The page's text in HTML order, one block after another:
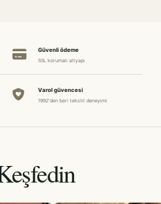
Güvenli ödeme
SSL korumalı altyapı
Varol güvencesi
1992'den beri tekstil deneyimi